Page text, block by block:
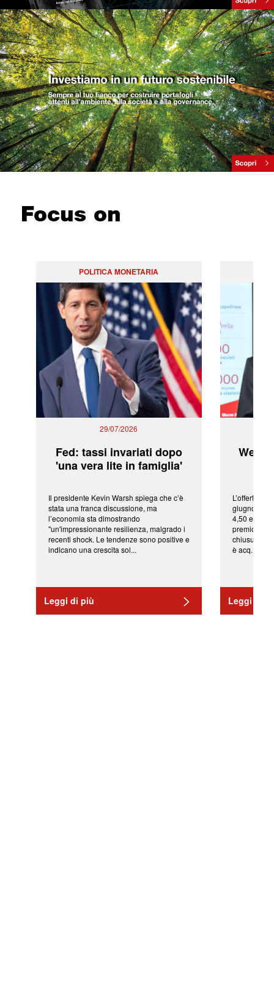
Focus on
POLITICA MONETARIA
29/07/2026
Fed: tassi invariati dopo
'una vera lite in famiglia'
Il presidente Kevin Warsh spiega che c’è
stata una franca discussione, ma
l’economia sta dimostrando
"un'impressionante resilienza, malgrado i
recenti shock. Le tendenze sono positive e
indicano una crescita sol...
Leggi di più
L’offerta
giugno da
4,50 euro
premio di
chiusura
è acq...
Leggi di